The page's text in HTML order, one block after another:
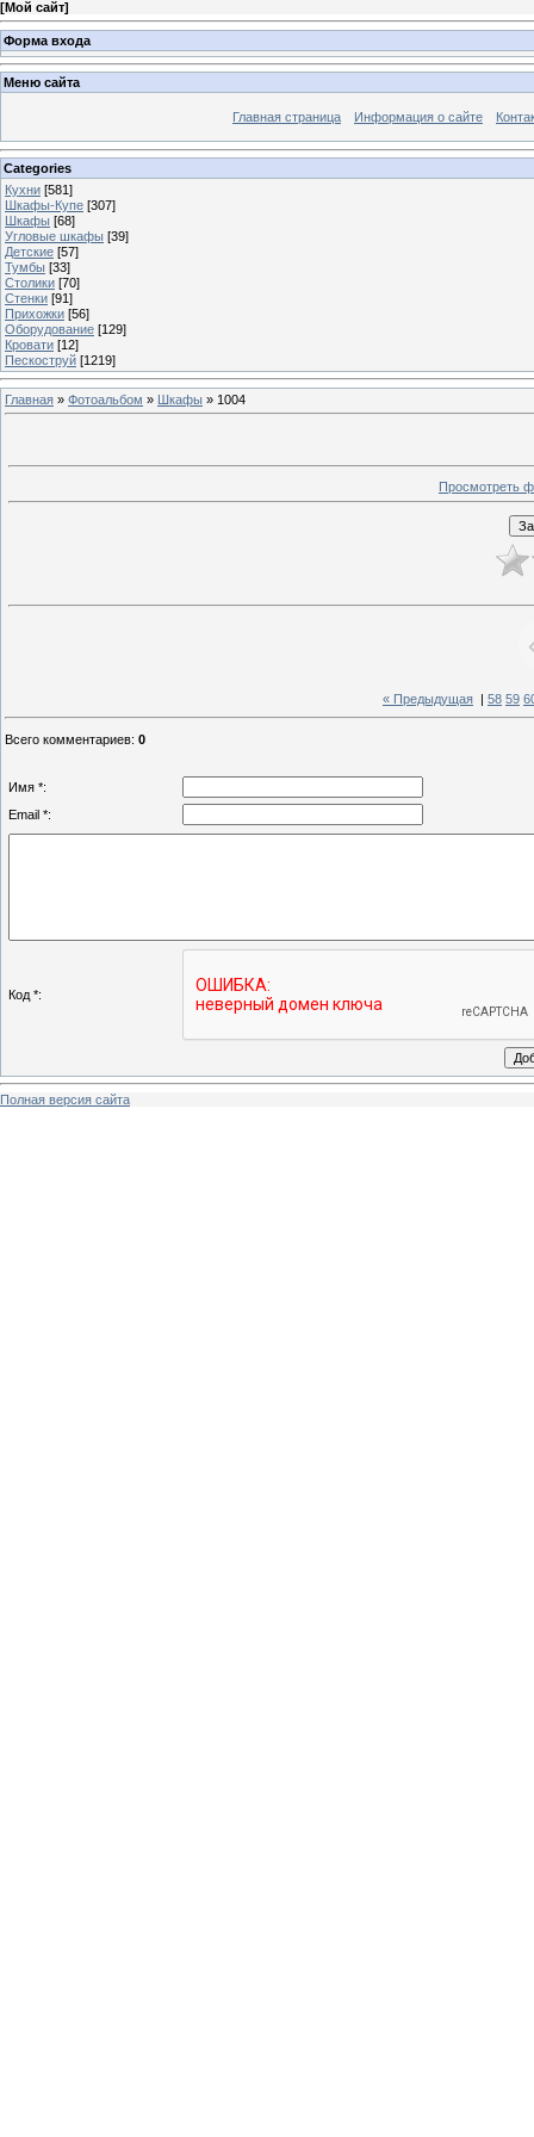
[Мой сайт]
Форма входа
Меню сайта
Главная страница Информация о сайте
Categories
Кухни [581]
Шкафы-Купе [307]
Шкафы [68]
Угловые шкафы [39]
Детские [57]
Тумбы [33]
Столики [70]
Стенки [91]
Прихожки [56]
Оборудование [129]
Кровати [12]
Пескоструй [1219]
Главная » Фотоальбом » Шкафы » 1004
Просмотреть
« Предыдущая 58 59
Всего комментариев: 0
Имя *:
Email *:
Код *:
Полная версия сайта